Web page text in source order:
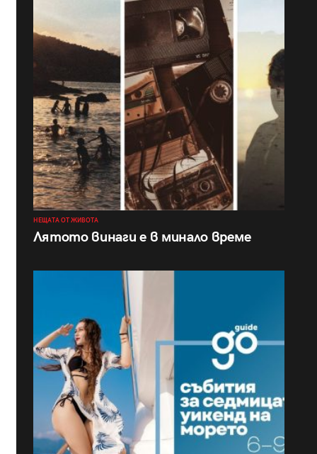
НЕЩАТА ОТ ЖИВОТА
Лятото винаги е в минало време